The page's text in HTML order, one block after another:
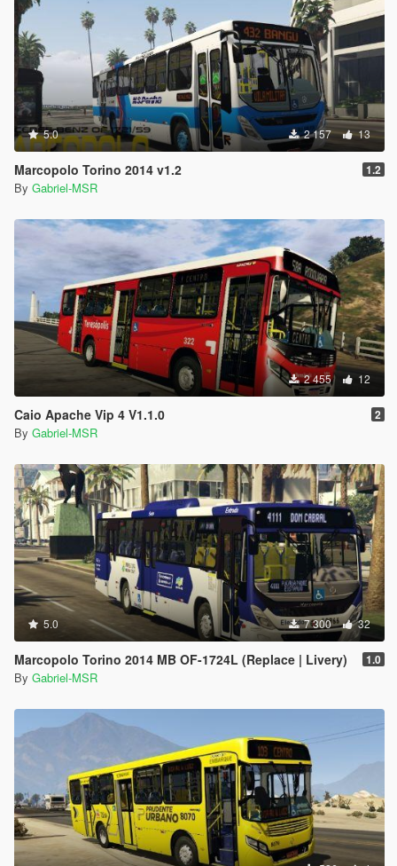
5.0 2 157 13
Marcopolo Torino 2014 v1.2 1.2
By Gabriel-MSR
2 455 12
Caio Apache Vip 4 V1.1.0 2
By Gabriel-MSR
5.0 7 300 32
Marcopolo Torino 2014 MB OF-1724L (Replace | Livery) 1.0
By Gabriel-MSR